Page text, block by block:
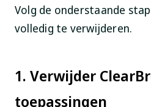
Volg de onderstaande
volledig te verwijderen.
1. Verwijder
toepassingen